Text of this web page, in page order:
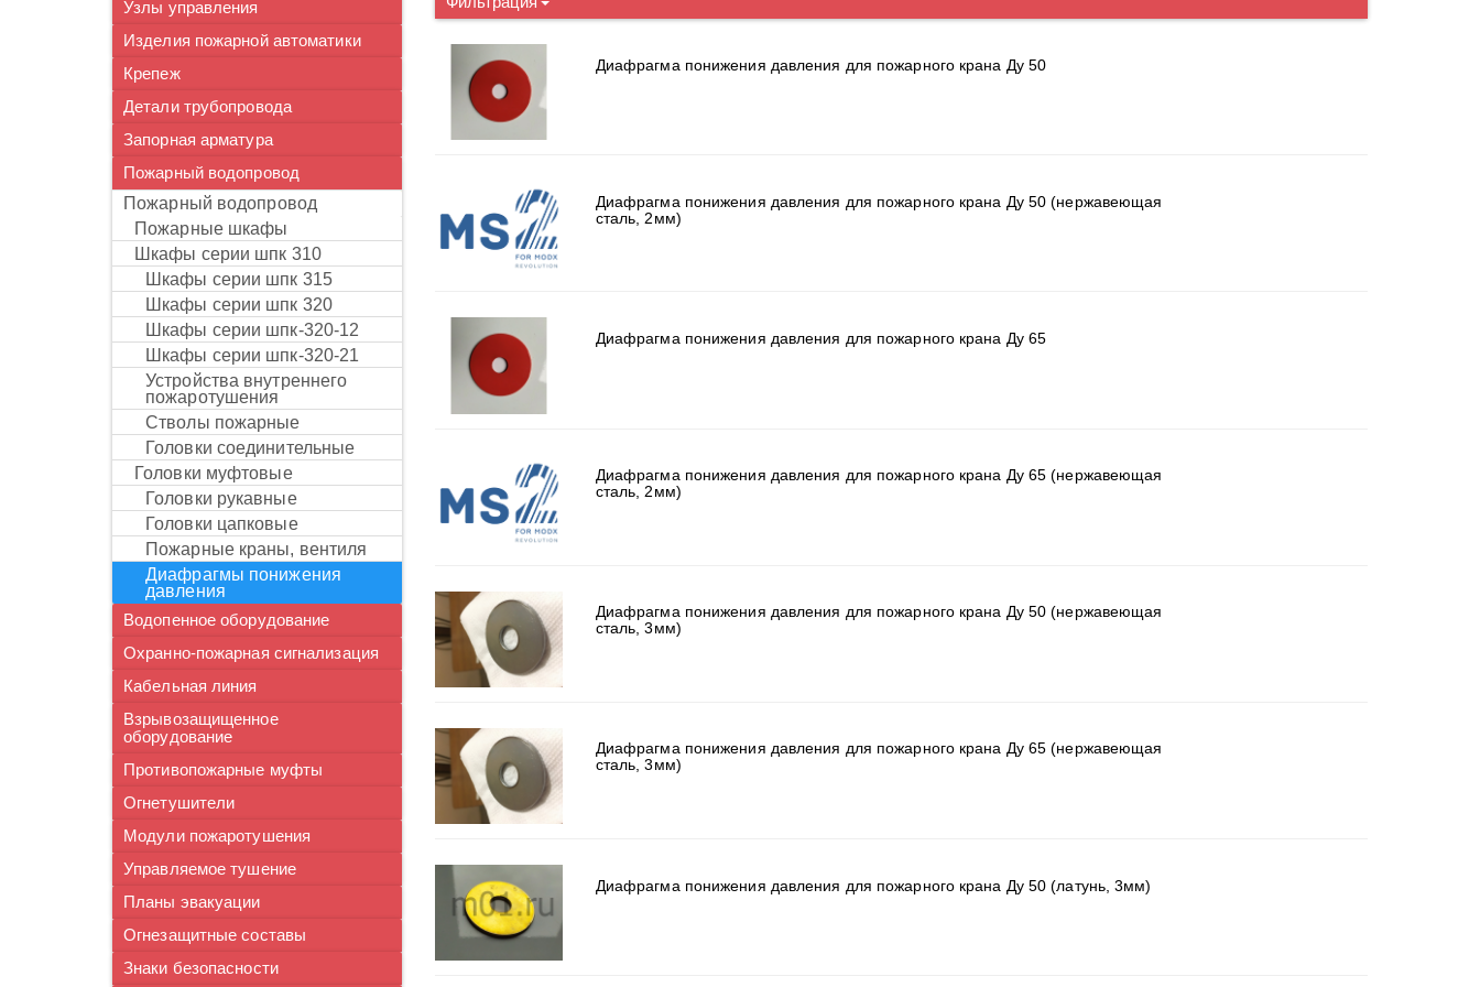
Узлы управления
Изделия пожарной автоматики
Крепеж
Детали трубопровода
Запорная арматура
Пожарный водопровод
пожарный водопровод
пожарные шкафы
шкафы серии шпк 310
шкафы серии шпк 315
шкафы серии шпк 320
шкафы серии шпк-320-12
шкафы серии шпк-320-21
устройства внутреннего
пожаротушения
стволы пожарные
головки соединительные
головки муфтовые
головки рукавные
головки цапковые
пожарные краны, вентиля
диафрагмы понижения
давления
Водопенное оборудование
Охранно-пожарная сигнализация
Кабельная линия
Взрывозащищенное
оборудование
Противопожарные муфты
Огнетушители
Модули пожаротушения
Управляемое тушение
Планы эвакуации
Огнезащитные составы
Знаки безопасности
Диафрагма понижения давления для пожарного крана Ду 50
Диафрагма понижения давления для пожарного крана Ду 50 (нержавеющая
сталь, 2мм)
Диафрагма понижения давления для пожарного крана Ду 65
Диафрагма понижения давления для пожарного крана Ду 65 (нержавеющая
сталь, 2мм)
Диафрагма понижения давления для пожарного крана Ду 50 (нержавеющая
сталь, 3мм)
Диафрагма понижения давления для пожарного крана Ду 65 (нержавеющая
сталь, 3мм)
Диафрагма понижения давления для пожарного крана Ду 50 (латунь, 3мм)